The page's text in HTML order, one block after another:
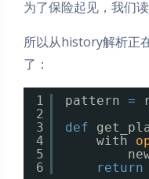
为了保险起见，我们
所以从history解析正
了：
1
2
3
4
5
6
pattern =
def
with
return